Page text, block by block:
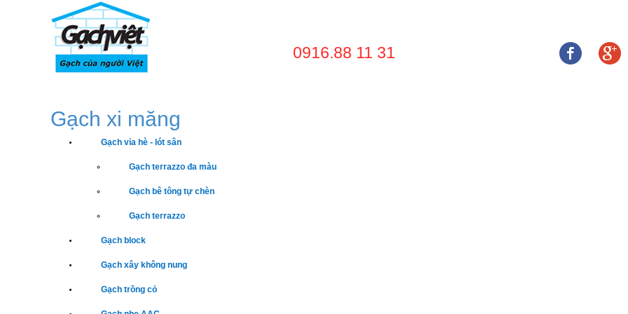
0916.88 11 31
Gạch xi măng
Gạch vỉa hè - lót sân
Gạch terrazzo đa màu
Gạch bê tông tự chèn
Gạch terrazzo
Gạch block
Gạch xây không nung
Gạch trồng cỏ